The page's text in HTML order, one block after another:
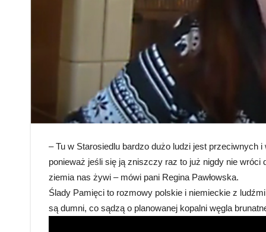
– Tu w Starosiedlu bardzo dużo ludzi jest przeciwnych
ponieważ jeśli się ją zniszczy raz to już nigdy nie
ziemia nas żywi – mówi pani Regina Pawłowska.
Ślady Pamięci to rozmowy polskie i niemieckie z
są dumni, co sądzą o planowanej kopalni węgla